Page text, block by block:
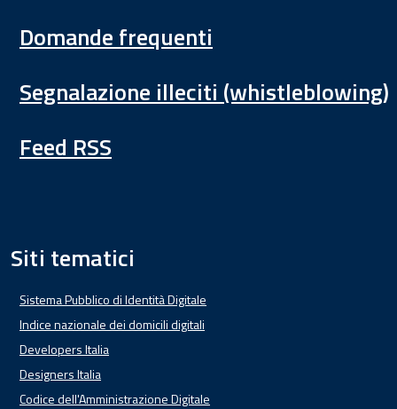
Domande frequenti
Segnalazione illeciti (whistleblowing)
Feed RSS
Siti tematici
Sistema Pubblico di Identità Digitale
Indice nazionale dei domicili digitali
Developers Italia
Designers Italia
Codice dell'Amministrazione Digitale